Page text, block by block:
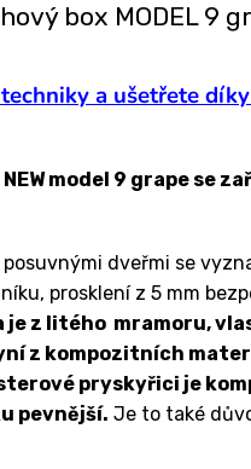
box MODEL 9
a ušetřete
model 9 grape se
dveřmi se
prosklení z 5 mm
je z litého mramoru,
z kompozitních
pryskyřici je
pevnější. Je to také